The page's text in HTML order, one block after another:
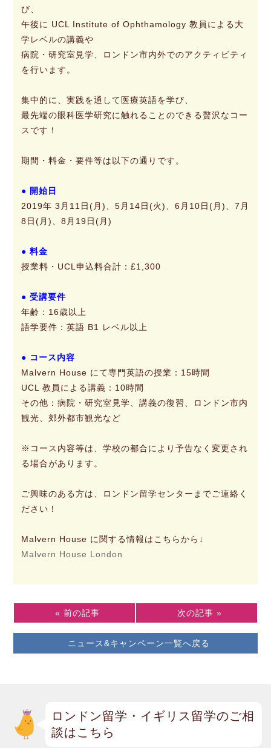
び、
午後に UCL Institute of Ophthamology 教員による大
学レベルの講義や
病院・研究室見学、ロンドン市内外でのアクティビティ
を行います。
集中的に、実践を通して医療英語を学び、
最先端の眼科医学研究に触れることのできる贅沢なコー
スです！
期間・料金・要件等は以下の通りです。
● 開始日
2019年 3月11日(月)、5月14日(火)、6月10日(月)、7月
8日(月)、8月19日(月)
● 料金
授業料・UCL申込料合計：£1,300
● 受講要件
年齢：16歳以上
語学要件：英語 B1 レベル以上
● コース内容
Malvern House にて専門英語の授業：15時間
UCL 教員による講義：10時間
その他：病院・研究室見学、講義の復習、ロンドン市内
観光、郊外都市観光など
※コース内容等は、学校の都合により予告なく変更され
る場合があります。
ご興味のある方は、ロンドン留学センターまでご連絡く
ださい！
Malvern House に関する情報はこちらから↓
Malvern House London
« 前の記事
ニュース&キャンペーン一覧へ戻る
次の記事 »
ロンドン留学・イギリス留学のご相
談はこちら